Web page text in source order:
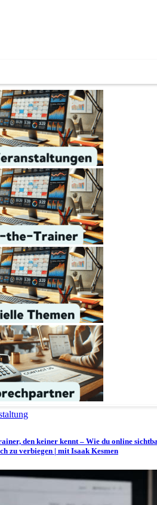
den keiner kennt – Wie du online
zu verbiegen | mit Isaak Kesmen